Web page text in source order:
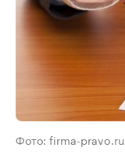
Фото: firma-pravo.ru